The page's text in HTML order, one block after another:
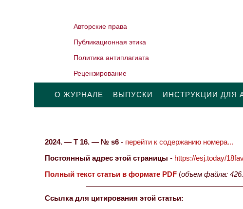
Авторские права
Публикационная этика
Политика антиплагиата
Рецензирование
О ЖУРНАЛЕ ВЫПУСКИ ИНСТРУКЦИИ ДЛЯ
2024. — Т 16. — № s6 - перейти к содержанию номера...
Постоянный адрес этой страницы - https://esj.today/
Полный текст статьи в формате PDF (объем файла:
Ссылка для цитирования этой статьи: